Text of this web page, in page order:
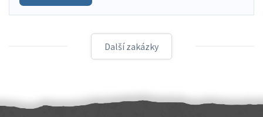
Další zakázky